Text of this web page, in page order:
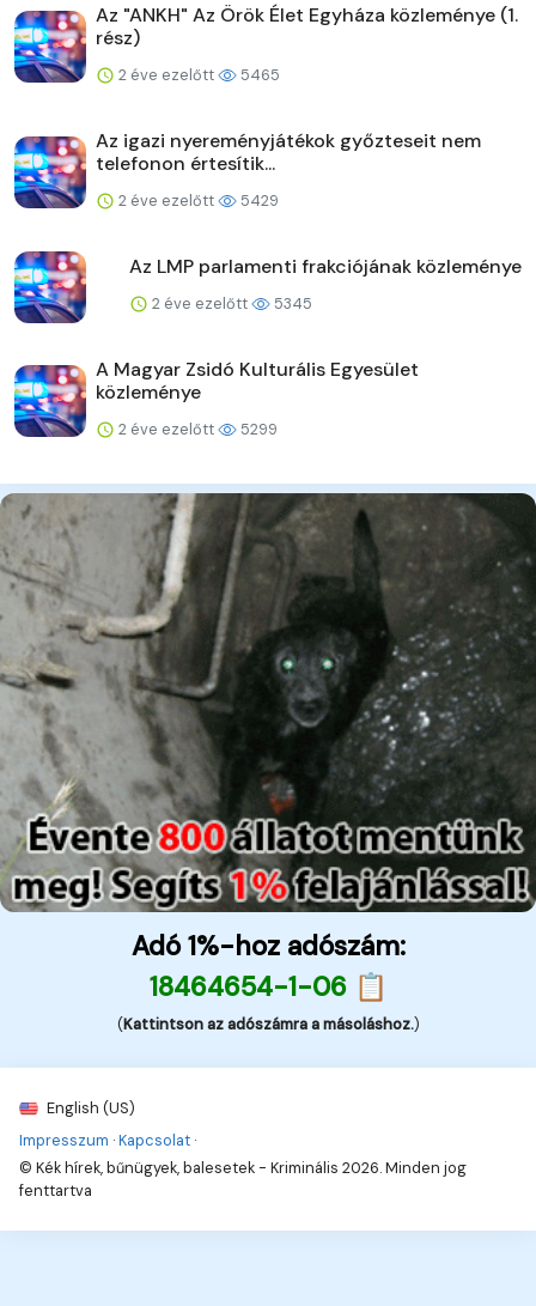
Az "ANKH" Az Örök Élet Egyháza közleménye (1.
rész)
2 éve ezelőtt 5465
Az igazi nyereményjátékok győzteseit nem
telefonon értesítik...
2 éve ezelőtt 5429
Az LMP parlamenti frakciójának közleménye
2 éve ezelőtt 5345
A Magyar Zsidó Kulturális Egyesület
közleménye
2 éve ezelőtt 5299
Adó 1%-hoz adószám:
18464654-1-06 📋
(Kattintson az adószámra a másoláshoz.)
English (US)
Impresszum ·Kapcsolat ·
© Kék hírek, bűnügyek, balesetek - Kriminális 2026. Minden jog
fenttartva